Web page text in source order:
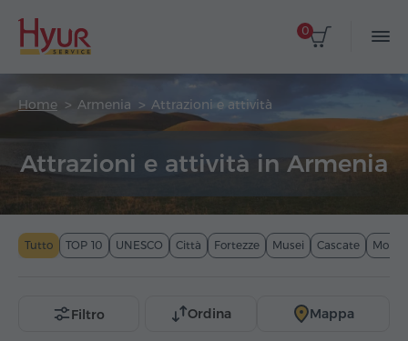
0
Home Armenia Attrazioni e attività
Attrazioni e attività in Armenia
Tutto TOP 10 UNESCO Città Fortezze Musei Cascate
Filtro Ordina Mappa